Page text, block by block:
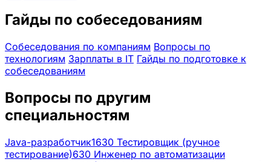
Гайды по собеседованиям
Собеседования по компаниям Вопросы по
технологиям Зарплаты в IT Гайды по подготовке к
собеседованиям
Вопросы по другим
специальностям
Java-разработчик1630 Тестировщик (ручное
тестирование)630 Инженер по автоматизации